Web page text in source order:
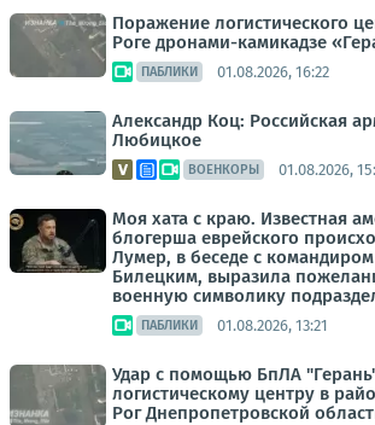
Поражение логистического
Роге дронами-камикадзе
ПАБЛИКИ 01.08.2026, 16:22
Александр Коц: Российская
Любицкое
ВОЕНКОРЫ 01.08.2026,
Моя хата с краю. Известная
блогерша еврейского
Лумер, в беседе с
Билецким, выразила
военную символику
ПАБЛИКИ 01.08.2026, 13:21
Удар с помощью БпЛА
логистическому центру в
Рог Днепропетровской